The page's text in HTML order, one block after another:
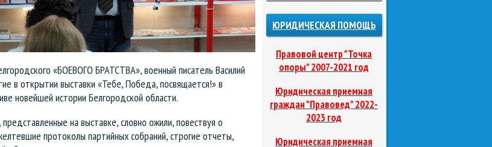
«БОЕВОГО БРАТСТВА», военный писатель Василий
в открытии выставки «Тебе, Победа, посвящается!» в
новейшей истории Белгородской области.
на выставке, словно ожили, повествуя о
протоколы партийных собраний, строгие отчеты,
ЮРИДИЧЕСКАЯ ПОМОЩЬ
Правовой центр "Точка
опоры" 2007-2021 год
Юридическая приемная
граждан "Правовед"2022-
2023 год
Юридическая приемная